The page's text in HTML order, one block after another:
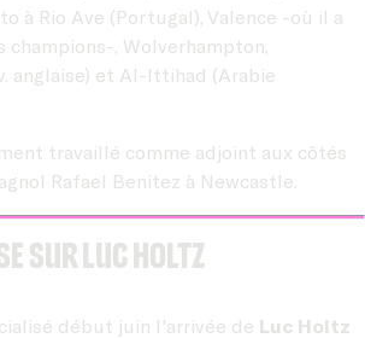
à Rio Ave (Portugal), Valence -où il a
champions-, Wolverhampton,
anglaise) et Al-Ittihad (Arabie
travaillé comme adjoint aux côtés
Rafael Benitez à Newcastle.
sur Luc Holtz
début juin l'arrivée de Luc Holtz